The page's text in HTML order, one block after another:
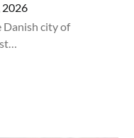
2026
Danish city of